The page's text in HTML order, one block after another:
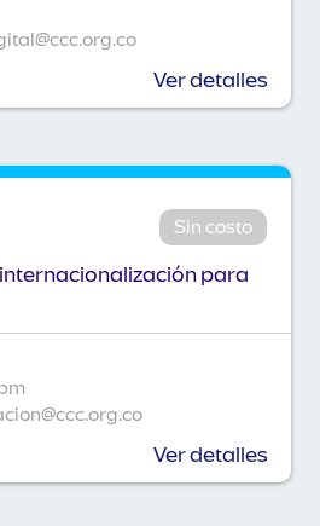
Ver detalles
Sin costo
para
Ver detalles